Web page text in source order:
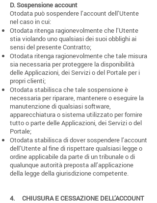
D. Sospensione account
Otodata può sospendere l’account dell’Utente
nel caso in cui:
Otodata ritenga ragionevolmente che l’Utente
stia violando uno qualsiasi dei suoi obblighi ai
sensi del presente Contratto;
Otodata ritenga ragionevolmente che tale misura
sia necessaria per proteggere la disponibilità
delle Applicazioni, dei Servizi o del Portale per i
propri clienti;
Otodata stabilisca che tale sospensione è
necessaria per riparare, mantenere o eseguire la
manutenzione di qualsiasi software,
apparecchiatura o sistema utilizzato per fornire
tutto o parte delle Applicazioni, dei Servizi o del
Portale;
Otodata stabilisca di dover sospendere l’account
dell’Utente al fine di rispettare qualsiasi legge o
ordine applicabile da parte di un tribunale o di
qualunque autorità preposta all’applicazione
della legge della giurisdizione competente.
4. CHIUSURA E CESSAZIONE DELL’ACCOUNT